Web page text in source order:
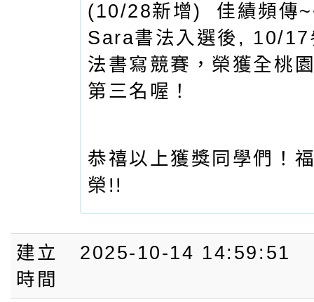
(10/28新增) 佳績頻傳
Sara書法入選後, 10/17
法書寫競賽，榮獲全桃
第三名喔！
恭禧以上獲獎同學們！
榮!!
建立
時間
2025-10-14 14:59:51